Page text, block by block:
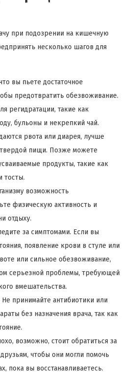
при подозрении на кишечную
несколько шагов для
вы пьете достаточное
предотвратить обезвоживание.
регидратации, такие как
бульоны и некрепкий чай.
рвота или диарея, лучше
твердой пищи. Позже можете
продукты, такие как
тосты.
возможность
физическую активность и
отдыху.
за симптомами. Если вы
появление крови в стуле или
или сильное обезвоживание,
серьезной проблемы, требующей
вмешательства.
принимайте антибиотики или
без назначения врача, так как
возможно, стоит обратиться за
чтобы они могли помочь
пока вы восстанавливаетесь.